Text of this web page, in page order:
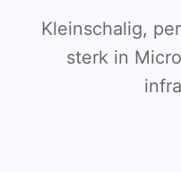
Kleinschalig,
sterk in